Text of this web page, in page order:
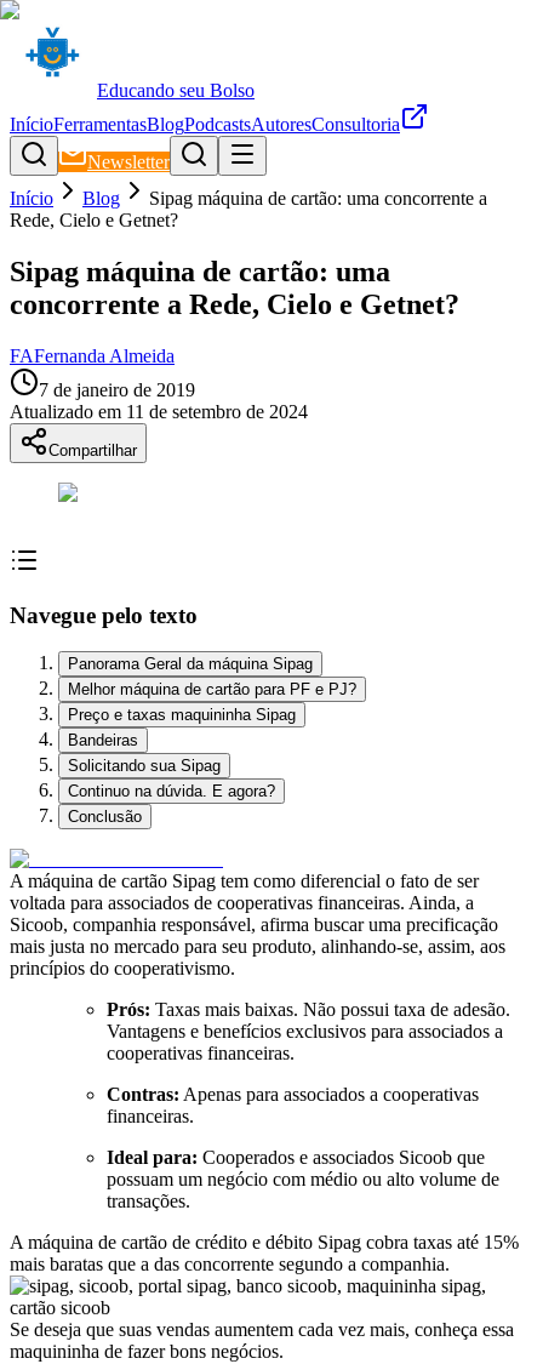
Educando seu Bolso
InícioFerramentasBlogPodcastsAutoresConsultoria
Newsletter
Início
Blog
Sipag máquina de cartão: uma concorrente a
Rede, Cielo e Getnet?
Sipag máquina de cartão: uma
concorrente a Rede, Cielo e Getnet?
FAFernanda Almeida
7 de janeiro de 2019
Atualizado em 11 de setembro de 2024
Compartilhar
Navegue pelo texto
Panorama Geral da máquina Sipag
Melhor máquina de cartão para PF e PJ?
Preço e taxas maquininha Sipag
Bandeiras
Solicitando sua Sipag
Continuo na dúvida. E agora?
Conclusão
A máquina de cartão Sipag tem como diferencial o fato de ser
voltada para associados de cooperativas financeiras. Ainda, a
Sicoob, companhia responsável, afirma buscar uma precificação
mais justa no mercado para seu produto, alinhando-se, assim, aos
princípios do cooperativismo.
Prós: Taxas mais baixas. Não possui taxa de adesão.
Vantagens e benefícios exclusivos para associados a
cooperativas financeiras.
Contras: Apenas para associados a cooperativas
financeiras.
Ideal para: Cooperados e associados Sicoob que
possuam um negócio com médio ou alto volume de
transações.
A máquina de cartão de crédito e débito Sipag cobra taxas até 15%
mais baratas que a das concorrente segundo a companhia.
Se deseja que suas vendas aumentem cada vez mais, conheça essa
maquininha de fazer bons negócios.